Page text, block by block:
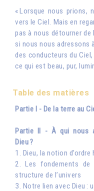
« Lorsque nous prions,
vers le Ciel. Mais en
pas à nous détourner
si nous nous adressons
des conducteurs du
ce qui est beau, pur,
Table des matières
Partie I - De la terre au
Partie II - À qui nous
Dieu ?
1. Dieu, la notion d’ordre
2. Les fondements de
structure de l’univers
3. Notre lien avec Dieu :